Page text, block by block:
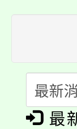
《
程
心理
系所
轉知
縣
門員
踴躍
桃
要點
「桃
展演
115
義教
公告
最